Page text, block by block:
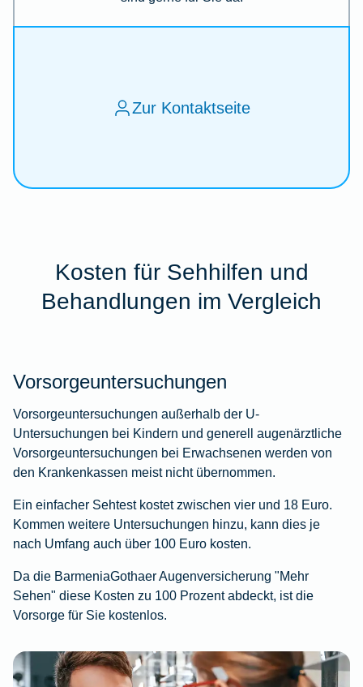
Zur Kontaktseite
Kosten für Sehhilfen und
Behandlungen im Vergleich
Vorsorgeuntersuchungen
Vorsorgeuntersuchungen außerhalb der U-
Untersuchungen bei Kindern und generell augenärztliche
Vorsorgeuntersuchungen bei Erwachsenen werden von
den Krankenkassen meist nicht übernommen.
Ein einfacher Sehtest kostet zwischen vier und 18 Euro.
Kommen weitere Untersuchungen hinzu, kann dies je
nach Umfang auch über 100 Euro kosten.
Da die BarmeniaGothaer Augenversicherung "Mehr
Sehen" diese Kosten zu 100 Prozent abdeckt, ist die
Vorsorge für Sie kostenlos.